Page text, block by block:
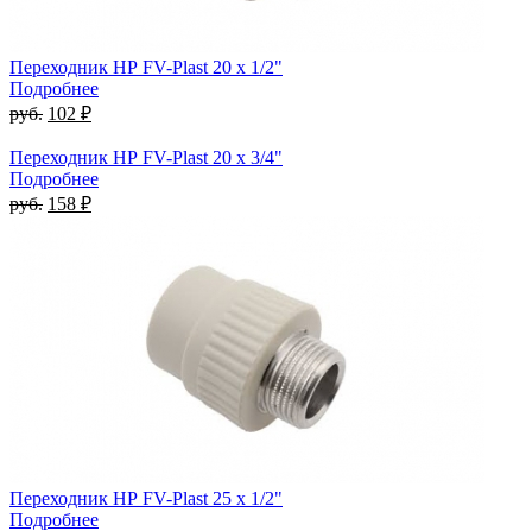
Переходник НР FV-Plast 20 x 1/2"
Подробнее
руб. 102 ₽
Переходник НР FV-Plast 20 x 3/4"
Подробнее
руб. 158 ₽
Переходник НР FV-Plast 25 x 1/2"
Подробнее